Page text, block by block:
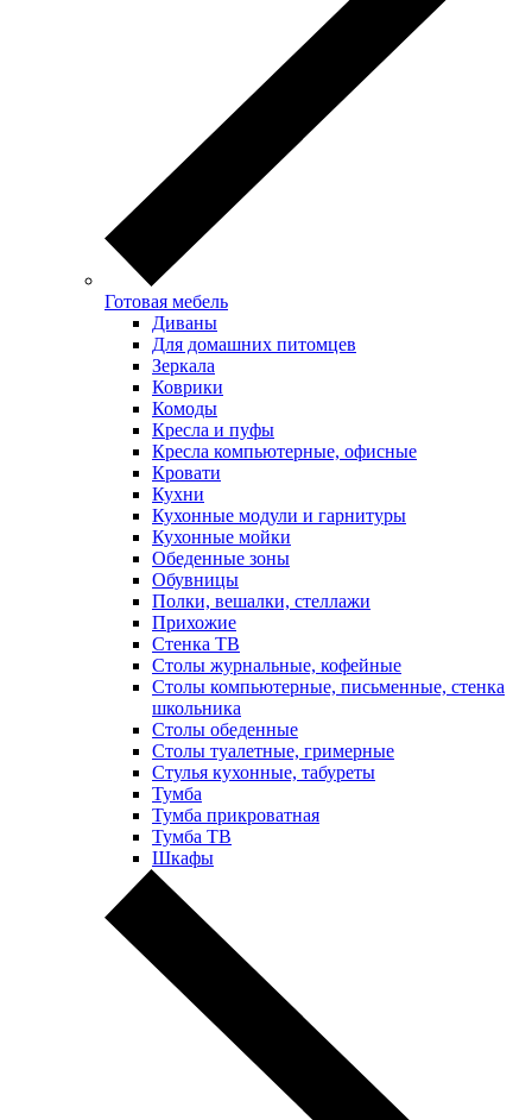
Готовая мебель
Диваны
Для домашних питомцев
Зеркала
Коврики
Комоды
Кресла и пуфы
Кресла компьютерные, офисные
Кровати
Кухни
Кухонные модули и гарнитуры
Кухонные мойки
Обеденные зоны
Обувницы
Полки, вешалки, стеллажи
Прихожие
Стенка ТВ
Столы журнальные, кофейные
Столы компьютерные, письменные, стенка
школьника
Столы обеденные
Столы туалетные, гримерные
Стулья кухонные, табуреты
Тумба
Тумба прикроватная
Тумба ТВ
Шкафы